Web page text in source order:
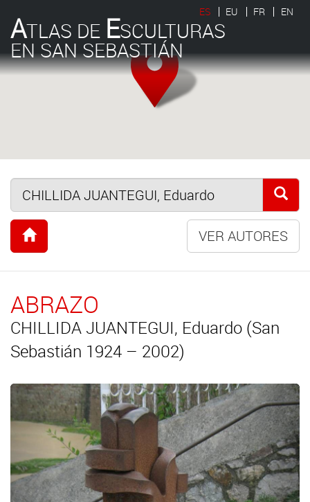
ATLAS DE ESCULTURAS
EN SAN SEBASTIÁN
ES EU FR EN
VER AUTORES
ABRAZO
CHILLIDA JUANTEGUI, Eduardo (San
Sebastián 1924 – 2002)